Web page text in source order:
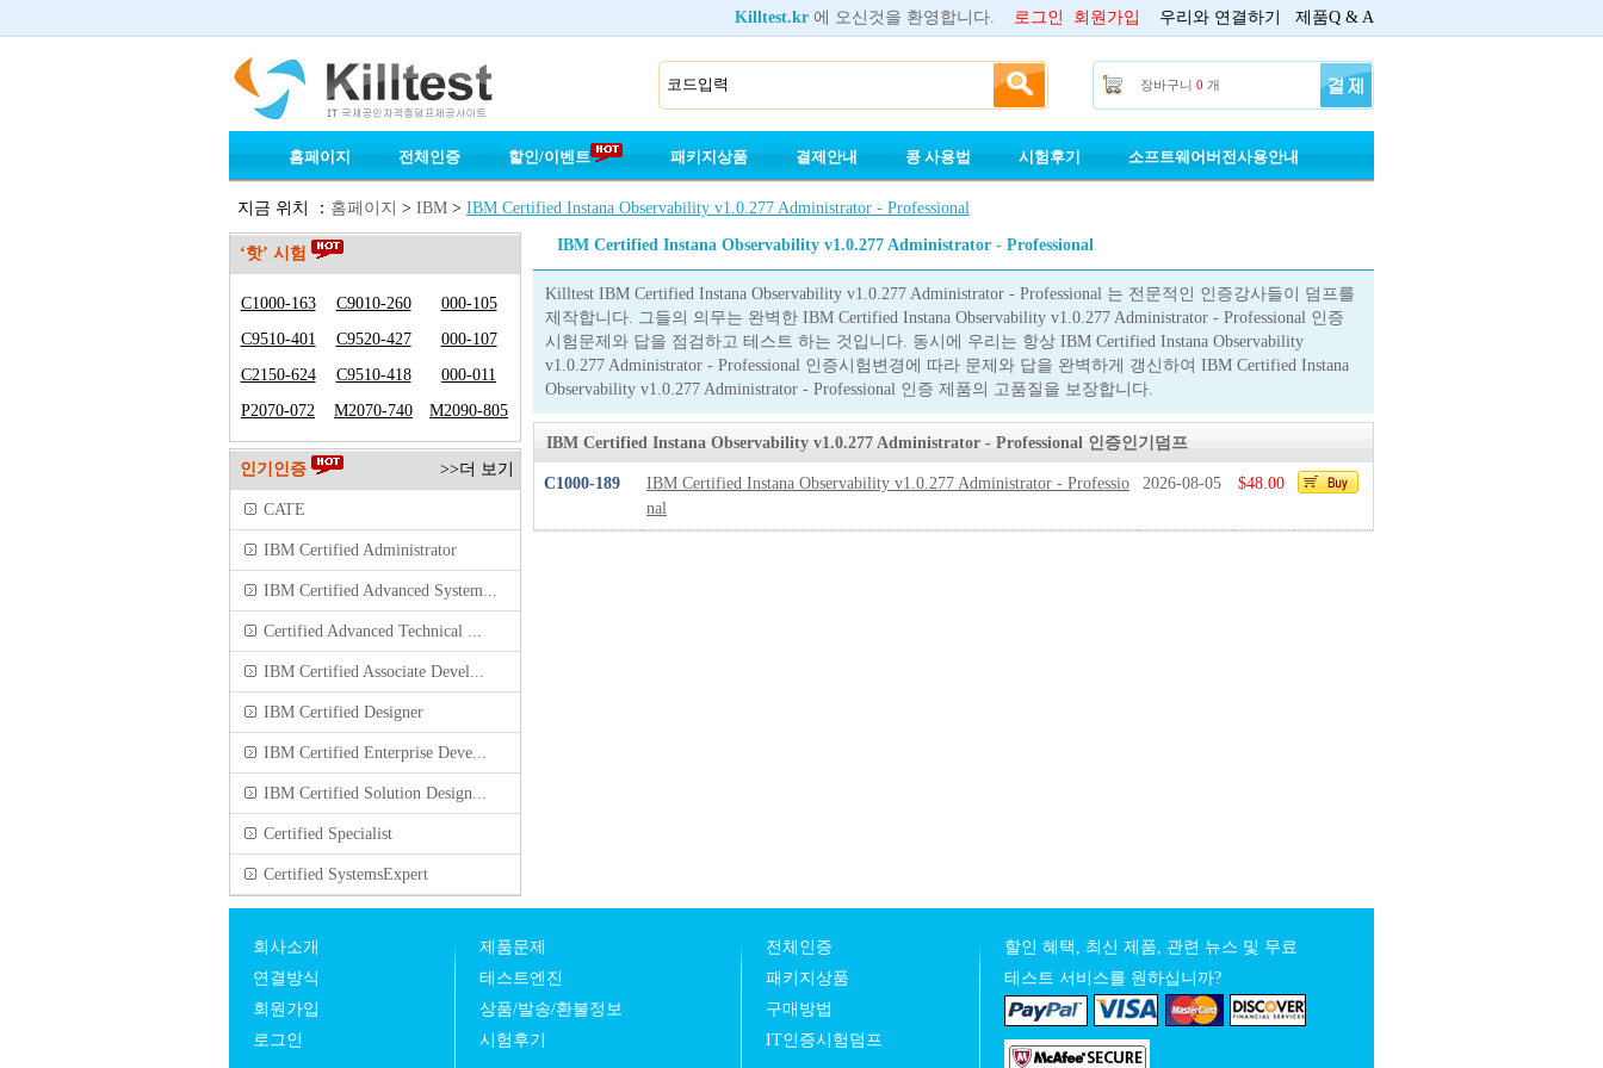
Killtest.kr 에 오신것을 환영합니다. 로그인 회원가입 우리와 연결하기 제품Q & A
장바구니 0 개
홈페이지 전체인증 할인/이벤트 패키지상품 결제안내 콩 사용법 시험후기 소프트웨어버전사용안내
지금 위치 ： 홈페이지 > IBM > IBM Certified Instana Observability v1.0.277 Administrator - Professional
‘핫’ 시험
C1000-163 C9010-260
000-105
C9510-401
C9520-427
000-107
C2150-624
C9510-418
000-011
P2070-072
M2070-740 M2090-805
>>더 보기
인기인증
CATE
IBM Certified Administrator
IBM Certified Advanced System...
Certified Advanced Technical ...
IBM Certified Associate Devel...
IBM Certified Designer
IBM Certified Enterprise Deve...
IBM Certified Solution Design...
Certified Specialist
Certified SystemsExpert
IBM Certified Instana Observability v1.0.277 Administrator - Professional
Killtest IBM Certified Instana Observability v1.0.277 Administrator - Professional 는 전문적인 인증강사들이 덤프를
제작합니다. 그들의 의무는 완벽한 IBM Certified Instana Observability v1.0.277 Administrator - Professional 인증
시험문제와 답을 점검하고 테스트 하는 것입니다. 동시에 우리는 항상 IBM Certified Instana Observability
v1.0.277 Administrator - Professional 인증시험변경에 따라 문제와 답을 완벽하게 갱신하여 IBM Certified Instana
Observability v1.0.277 Administrator - Professional 인증 제품의 고품질을 보장합니다.
IBM Certified Instana Observability v1.0.277 Administrator - Professional 인증인기덤프
C1000-189
IBM Certified Instana Observability v1.0.277 Administrator - Professio
nal
2026-08-05 $48.00
회사소개
연결방식
회원가입
로그인
제품문제
테스트엔진
상품/발송/환불정보
시험후기
전체인증
패키지상품
구매방법
IT인증시험덤프
할인 혜택, 최신 제품, 관련 뉴스 및 무료
테스트 서비스를 원하십니까?